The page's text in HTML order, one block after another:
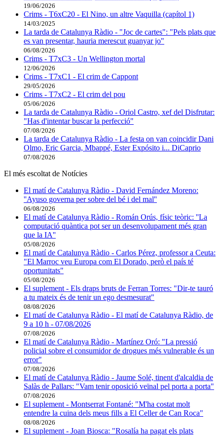
19/06/2026
Crims - T6xC20 - El Nino, un altre Vaquilla (capítol 1)
14/03/2025
La tarda de Catalunya Ràdio - "Joc de cartes": "Pels plats que
es van presentar, hauria merescut guanyar jo"
06/08/2026
Crims - T7xC3 - Un Wellington mortal
12/06/2026
Crims - T7xC1 - El crim de Cappont
29/05/2026
Crims - T7xC2 - El crim del pou
05/06/2026
La tarda de Catalunya Ràdio - Oriol Castro, xef del Disfrutar:
"Has d'intentar buscar la perfecció"
07/08/2026
La tarda de Catalunya Ràdio - La festa on van coincidir Dani
Olmo, Eric Garcia, Mbappé, Ester Expósito i... DiCaprio
07/08/2026
El més escoltat de Notícies
El matí de Catalunya Ràdio - David Fernández Moreno:
''Ayuso governa per sobre del bé i del mal''
06/08/2026
El matí de Catalunya Ràdio - Román Orús, físic teòric: ''La
computació quàntica pot ser un desenvolupament més gran
que la IA''
05/08/2026
El matí de Catalunya Ràdio - Carlos Pérez, professor a Ceuta:
"El Marroc veu Europa com El Dorado, però el país té
oportunitats"
05/08/2026
El suplement - Els draps bruts de Ferran Torres: "Dir-te tauró
a tu mateix és de tenir un ego desmesurat"
08/08/2026
El matí de Catalunya Ràdio - El matí de Catalunya Ràdio, de
9 a 10 h - 07/08/2026
07/08/2026
El matí de Catalunya Ràdio - Martínez Oró: "La pressió
policial sobre el consumidor de drogues més vulnerable és un
error"
07/08/2026
El matí de Catalunya Ràdio - Jaume Solé, tinent d'alcaldia de
Salàs de Pallars: "Vam tenir oposició veïnal pel porta a porta"
07/08/2026
El suplement - Montserrat Fontané: "M'ha costat molt
entendre la cuina dels meus fills a El Celler de Can Roca"
08/08/2026
El suplement - Joan Biosca: "Rosalía ha pagat els plats